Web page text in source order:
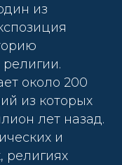
из
около 200
из которых
лет назад.
и
религиях